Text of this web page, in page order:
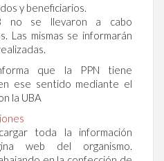
y beneficiarios.
no se llevaron a cabo
Las mismas se informarán
que la PPN tiene
ese sentido mediante el
la UBA
toda la información
web del organismo.